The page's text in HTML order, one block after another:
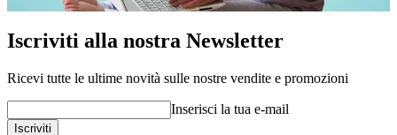
Iscriviti alla nostra Newsletter
Ricevi tutte le ultime novità sulle nostre vendite e promozioni
Inserisci la tua e-mail